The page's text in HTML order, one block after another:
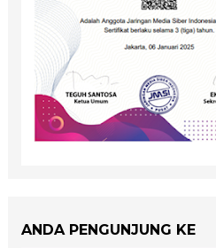
ANDA PENGUNJUNG KE